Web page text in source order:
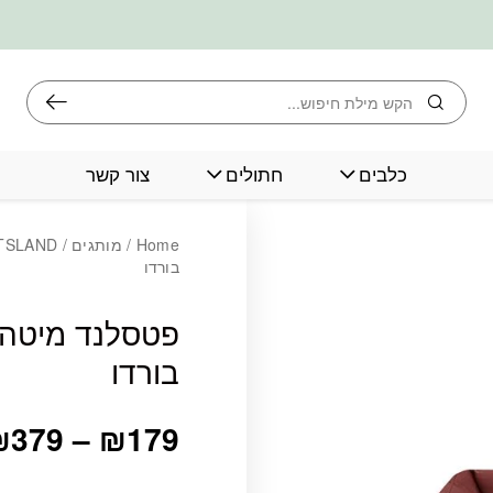
חיפוש
כלבים חתולים צור קשר
Home
/ מותגים /
בורדו
פטסלנד
בורדו
₪179
–
379